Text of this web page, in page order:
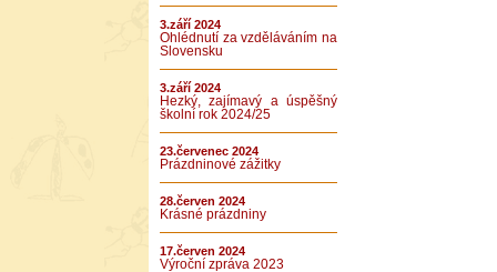
3.září 2024
Ohlédnutí za vzděláváním na
Slovensku
3.září 2024
Hezký, zajímavý a úspěšný
školní rok 2024/25
23.červenec 2024
Prázdninové zážitky
28.červen 2024
Krásné prázdniny
17.červen 2024
Výroční zpráva 2023